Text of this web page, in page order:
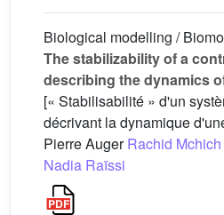
Biological modelling /
The stabilizability of a
describing the dynamics
[« Stabilisabilité » d'un
décrivant la dynamique
Pierre AugerRachid Mchich
Nadia Raïssi